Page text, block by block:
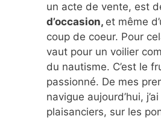
un acte de vente, est
d’occasion, et même
coup de coeur. Pour
vaut pour un voilier
du nautisme. C’est le
passionné. De mes
navigue aujourd’hui,
plaisanciers, sur les